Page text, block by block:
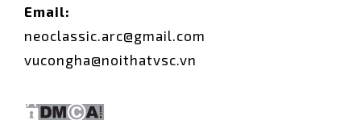
Email:
neoclassic.arc@gmail.com
vucongha@noithatvsc.vn